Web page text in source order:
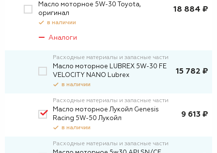
Масло моторное 5W-30 Toyota,
оригинал
в наличии
18 884 ₽
Аналоги
Расходные материалы и запасные части
Масло моторное LUBREX 5W-30 FE
VELOCITY NANO Lubrex
в наличии
15 782 ₽
Расходные материалы и запасные части
Масло моторное Лукойл Genesis
Racing 5W-50 Лукойл
в наличии
9 613 ₽
Расходные материалы и запасные части